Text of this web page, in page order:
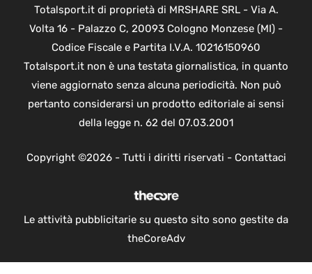
Totalsport.it di proprietà di MRSHARE SRL - Via A.
Volta 16 - Palazzo C, 20093 Cologno Monzese (MI) -
Codice Fiscale e Partita I.V.A. 10216150960
Totalsport.it non è una testata giornalistica, in quanto
viene aggiornato senza alcuna periodicità. Non può
pertanto considerarsi un prodotto editoriale ai sensi
della legge n. 62 del 07.03.2001
Copyright ©2026 - Tutti i diritti riservati - Contattaci
Le attività pubblicitarie su questo sito sono gestite da
theCoreAdv